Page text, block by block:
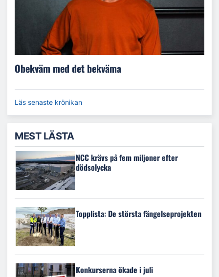
Obekväm med det bekväma
Läs senaste krönikan
MEST LÄSTA
NCC krävs på fem miljoner efter
dödsolycka
Topplista: De största fängelseprojekten
Konkurserna ökade i juli